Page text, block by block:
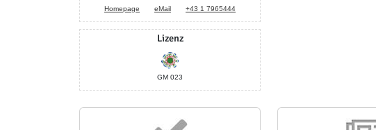
Homepage eMail +43 1 7965444
Lizenz
GM 023